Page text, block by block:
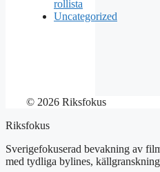
rollista
Uncategorized
© 2026 Riksfokus
Riksfokus
Sverigefokuserad bevakning av
med tydliga bylines,